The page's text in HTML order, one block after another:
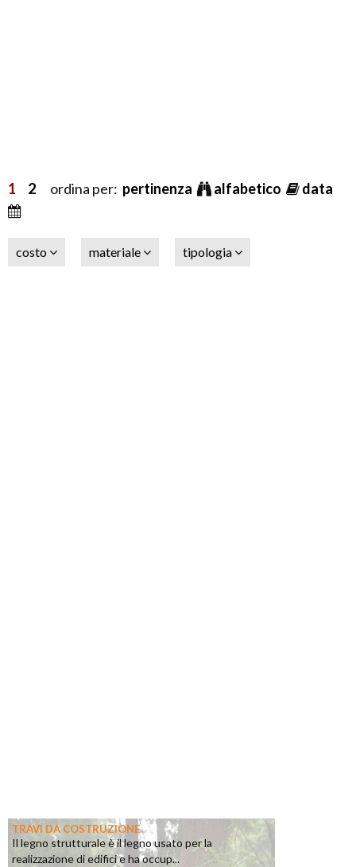
1 2 ordina per: pertinenza alfabetico data
costo materiale tipologia
TRAVI DA COSTRUZIONE
Il legno strutturale è il legno usato per la
realizzazione di edifici e ha occup...